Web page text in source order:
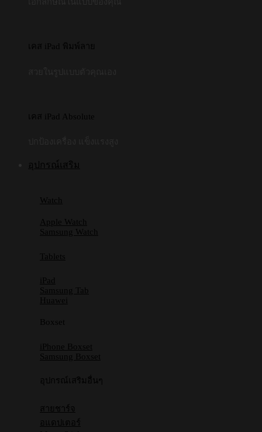
เคส iPad พิมพ์ลาย
เคส iPad Absolute
อุปกรณ์เสริม
Watch
Apple Watch
Samsung Watch
Tablets
iPad
Samsung Tab
Huawei
Boxset
iPhone Boxset
Samsung Boxset
อุปกรณ์เสริมอื่นๆ
สายชาร์จ
อแดปเตอร์